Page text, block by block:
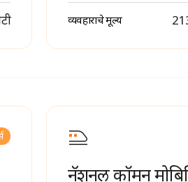
व्यवहाराचे मूल्य ₹
नॅशनल कॉमन